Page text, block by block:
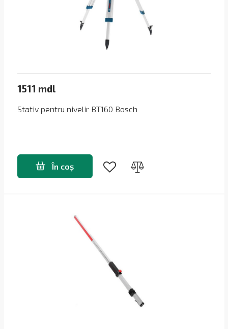
1511 mdl
Stativ pentru nivelir BT160 Bosch
În coș